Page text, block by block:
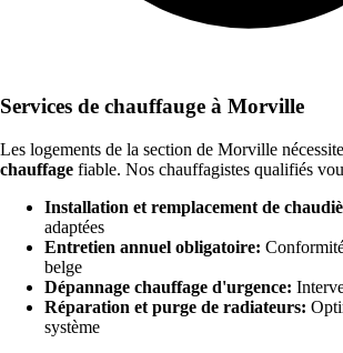
Services de chauffauge à Morville
Les logements de la section de Morville
chauffage fiable. Nos chauffagistes qualifiés
Installation et remplacement de
adaptées
Entretien annuel obligatoire:
belge
Dépannage chauffage d'urgence:
Réparation et purge de radiateurs:
système